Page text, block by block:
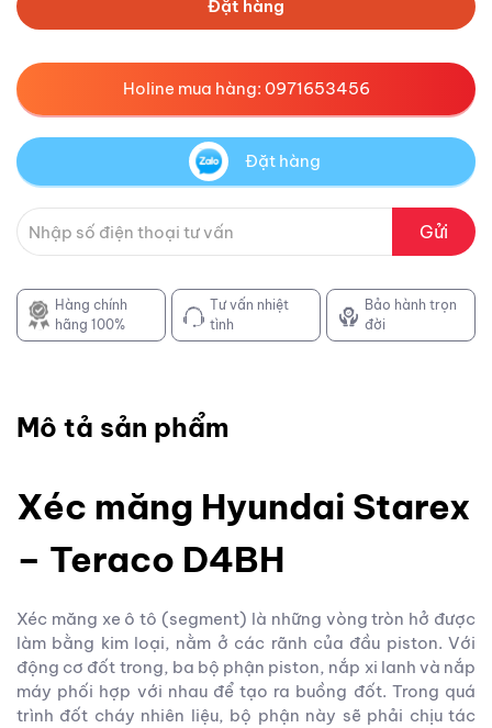
Đặt hàng
Holine mua hàng: 0971653456
Đặt hàng
Gửi
Hàng chính
hãng 100%
Tư vấn nhiệt
tình
Bảo hành trọn
đời
Mô tả sản phẩm
Xéc măng Hyundai Starex
– Teraco D4BH
Xéc măng xe ô tô (segment) là những vòng tròn hở được
làm bằng kim loại, nằm ở các rãnh của đầu piston. Với
động cơ đốt trong, ba bộ phận piston, nắp xi lanh và nắp
máy phối hợp với nhau để tạo ra buồng đốt. Trong quá
trình đốt cháy nhiên liệu, bộ phận này sẽ phải chịu tác